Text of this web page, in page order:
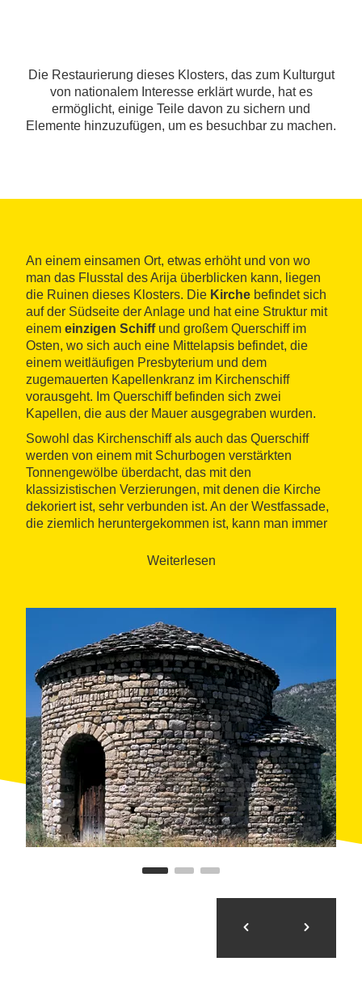
Die Restaurierung dieses Klosters, das zum Kulturgut
von nationalem Interesse erklärt wurde, hat es
ermöglicht, einige Teile davon zu sichern und
Elemente hinzuzufügen, um es besuchbar zu machen.
An einem einsamen Ort, etwas erhöht und von wo
man das Flusstal des Arija überblicken kann, liegen
die Ruinen dieses Klosters. Die Kirche befindet sich
auf der Südseite der Anlage und hat eine Struktur mit
einem einzigen Schiffund großem Querschiff im
Osten, wo sich auch eine Mittelapsis befindet, die
einem weitläufigen Presbyterium und dem
zugemauerten Kapellenkranz im Kirchenschiff
vorausgeht. Im Querschiff befinden sich zwei
Kapellen, die aus der Mauer ausgegraben wurden.
Sowohl das Kirchenschiff als auch das Querschiff
werden von einem mit Schurbogen verstärkten
Tonnengewölbe überdacht, das mit den
klassizistischen Verzierungen, mit denen die Kirche
dekoriert ist, sehr verbunden ist. An der Westfassade,
die ziemlich heruntergekommen ist, kann man immer
sehen, das Teil eines Frontispiz gewesen sein muss.
hat einen rechteckigen Komplex von Räumen, die
sich um die Galerie des Kreuzgang anordnen und
viele Türen, Arkaden und Fenster aus mehreren
Epochen haben.
Weiterlesen